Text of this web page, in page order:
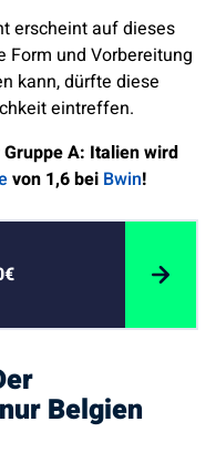
erscheint auf dieses
Form und Vorbereitung
kann, dürfte diese
eintreffen.
A: Italien wird
von 1,6 bei Bwin!
Belgien